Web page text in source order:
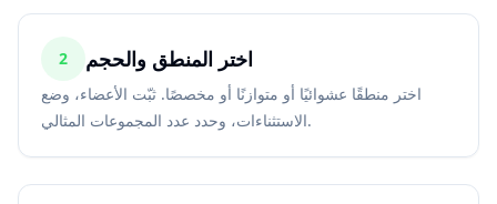
2 اختر المنطق والحجم
اختر منطقًا عشوائيًا أو متوازنًا أو مخصصًا. ثبّت الأعضاء، وضع
الاستثناءات، وحدد عدد المجموعات المثالي.